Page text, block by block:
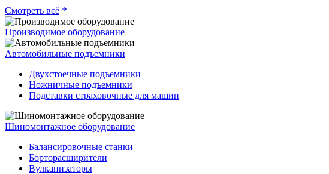
Смотреть всё
Производимое оборудование
Автомобильные подъемники
Двухстоечные подъемники
Ножничные подъемники
Подставки страховочные для машин
Шиномонтажное оборудование
Балансировочные станки
Борторасширители
Вулканизаторы